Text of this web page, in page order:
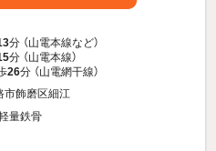
分 （山電本線など）
分 （山電本線）
26分 （山電網干線）
市飾磨区細江
量鉄骨